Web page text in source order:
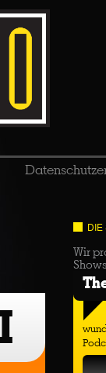
DIE
Wir
Shows